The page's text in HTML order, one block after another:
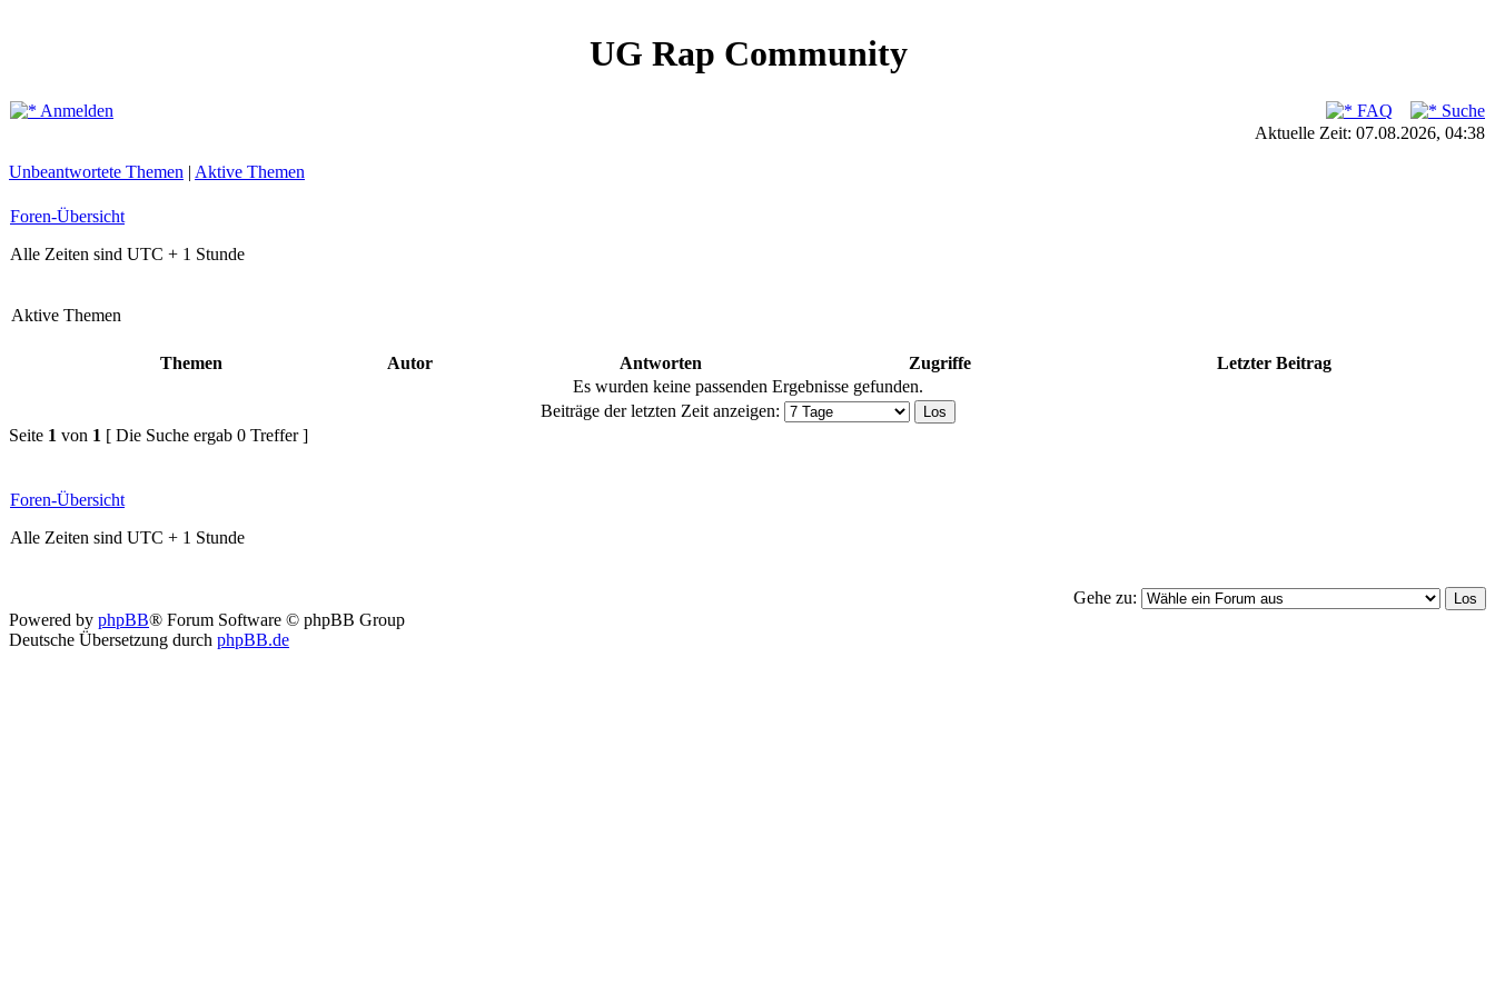
UG Rap Community
Anmelden FAQ
Suche
Aktuelle Zeit: 07.08.2026, 04:38
Unbeantwortete Themen | Aktive Themen
Foren-Übersicht
Alle Zeiten sind UTC + 1 Stunde
Aktive Themen
Themen Autor Antworten Zugriffe
Letzter Beitrag
Es wurden keine passenden Ergebnisse gefunden.
Beiträge der letzten Zeit anzeigen:
Seite 1 von 1 [ Die Suche ergab 0 Treffer ]
Foren-Übersicht
Alle Zeiten sind UTC + 1 Stunde
Gehe zu:
Powered by phpBB® Forum Software © phpBB Group
Deutsche Übersetzung durch phpBB.de